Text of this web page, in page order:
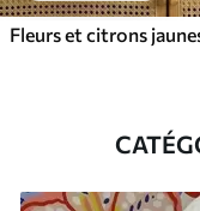
Fleurs et citrons